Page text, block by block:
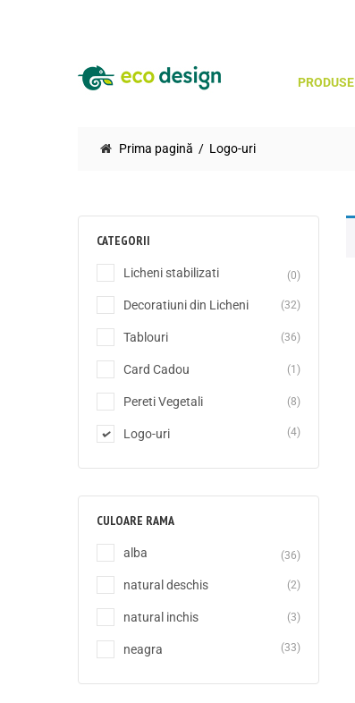
PRODUSE
Prima pagină Logo-uri
CATEGORII
Licheni stabilizati (0)
Decoratiuni din Licheni (32)
Tablouri (36)
Card Cadou (1)
Pereti Vegetali (8)
Logo-uri (4)
CULOARE RAMA
alba (36)
natural deschis (2)
natural inchis (3)
neagra (33)